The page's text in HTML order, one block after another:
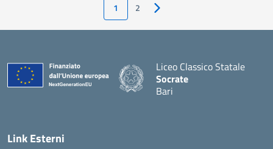
1 2 Pagina successiva
Liceo Classico Statale
Socrate
Bari
Link Esterni